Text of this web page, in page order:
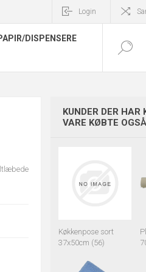
Login
DISPENSERE
KUNDER DER HAR
VARE KØBTE
Køkkenpose sort
37x50cm (56)